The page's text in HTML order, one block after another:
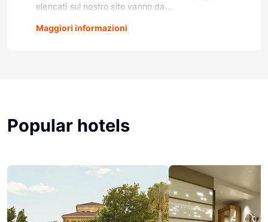
elencati sul nostro sito vanno da...
Maggiori informazioni
Popular hotels